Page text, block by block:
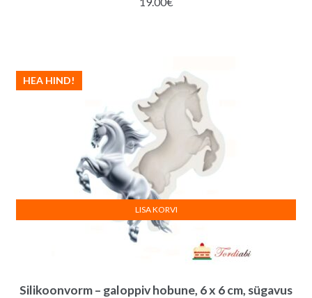
Silikoonvorm – galoppiv hobune, 6 x 6 cm, sügavus
HEA HIND!
LISA KORVI